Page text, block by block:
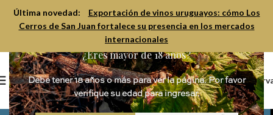
¿Eres mayor de 18 años?
Debe tener 18 años o más para ver la página. Por favor
verifique su edad para ingresar.
Última novedad:
Exportación de vinos uruguayos: cómo Los
Cerros de San Juan fortalece su presencia en los mercados
internacionales